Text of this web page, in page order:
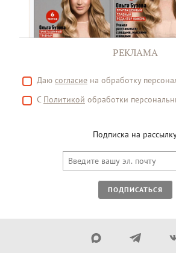
РЕКЛАМА
Даю согласие на обработку
С Политикой обработки
Подписка на
ПОДПИСАТЬСЯ